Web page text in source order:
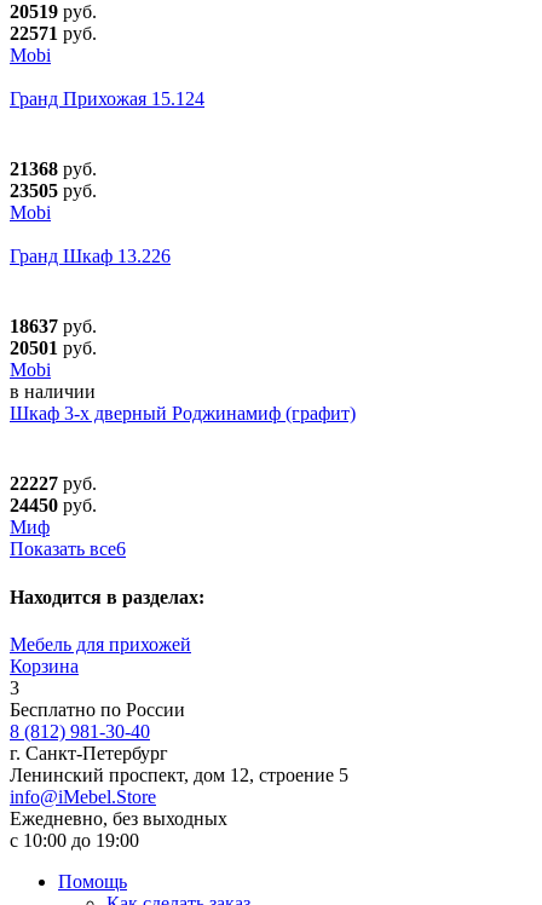
20519 руб.
22571 руб.
Mobi
Гранд Прихожая 15.124
21368 руб.
23505 руб.
Mobi
Гранд Шкаф 13.226
18637 руб.
20501 руб.
Mobi
в наличии
Шкаф 3-х дверный Роджинамиф (графит)
22227 руб.
24450 руб.
Миф
Показать все6
Находится в разделах:
Мебель для прихожей
Корзина
3
Бесплатно по России
8 (812) 981-30-40
г. Санкт-Петербург
Ленинский проспект, дом 12, строение 5
info@iMebel.Store
Ежедневно, без выходных
с 10:00 до 19:00
Помощь